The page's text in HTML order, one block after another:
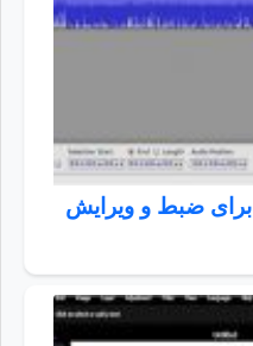
دانلود نرم افزار Audacity برای ضبط و ویرایش